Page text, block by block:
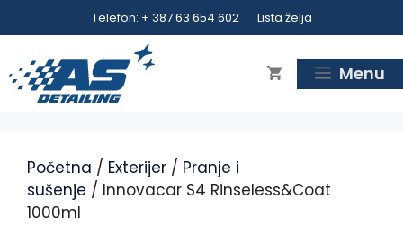
Telefon: + 387 63 654 602 Lista želja
Menu
Početna / Exterijer / Pranje i
sušenje / Innovacar S4 Rinseless&Coat
1000ml